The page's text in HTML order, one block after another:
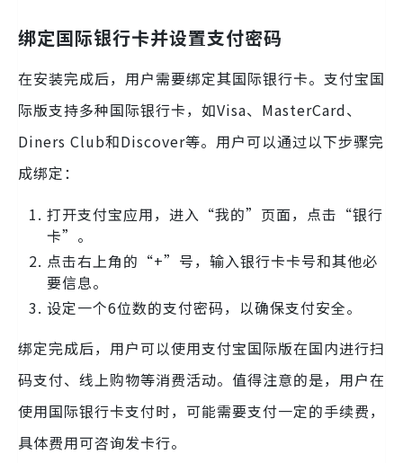
绑定国际银行卡并设置支付密码
在安装完成后，用户需要绑定其国际银行卡。支付宝国
际版支持多种国际银行卡，如Visa、MasterCard、
Diners Club和Discover等。用户可以通过以下步骤完
成绑定：
打开支付宝应用，进入“我的”页面，点击“银行
卡”。
点击右上角的“+”号，输入银行卡卡号和其他必
要信息。
设定一个6位数的支付密码，以确保支付安全。
绑定完成后，用户可以使用支付宝国际版在国内进行扫
码支付、线上购物等消费活动。值得注意的是，用户在
使用国际银行卡支付时，可能需要支付一定的手续费，
具体费用可咨询发卡行。